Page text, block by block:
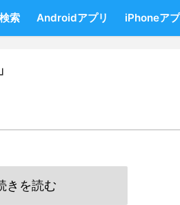
検索 Androidアプリ iPhoneア
きを読む